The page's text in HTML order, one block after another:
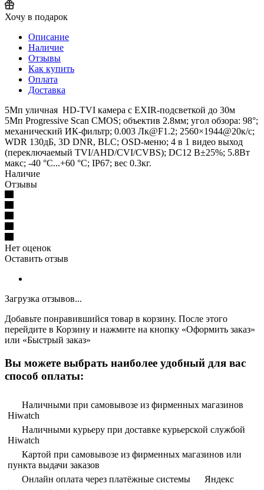
Хочу в подарок
Описание
Наличие
Отзывы
Как купить
Оплата
Доставка
5Мп уличная HD-TVI камера с EXIR-подсветкой до 30м
5Мп Progressive Scan CMOS; объектив 2.8мм; угол обзора: 98°;
механический ИК-фильтр; 0.003 Лк@F1.2; 2560×1944@20к/с;
WDR 130дБ, 3D DNR, BLC; OSD-меню; 4 в 1 видео выход
(переключаемый TVI/AHD/CVI/CVBS); DC12 В±25%; 5.8Вт
макс; -40 °C...+60 °C; IP67; вес 0.3кг.
Наличие
Отзывы
Нет оценок
Оставить отзыв
Загрузка отзывов...
Добавьте понравившийся товар в корзину. После этого
перейдите в Корзину и нажмите на кнопку «Оформить заказ»
или «Быстрый заказ»
Вы можете выбрать наиболее удобный для вас
способ оплаты:
Наличными при самовывозе из фирменных магазинов
Hiwatch
Наличными курьеру при доставке курьерской службой
Hiwatch
Картой при самовывозе из фирменных магазинов или
пункта выдачи заказов
Онлайн оплата через платёжные системы
Яндекс